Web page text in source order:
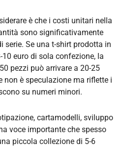
è che i costi unitari nella
sono significativamente
serie. Se una t-shirt prodotta in
euro di sola confezione, la
pezzi può arrivare a 20-25
non è speculazione ma riflette i
su numeri minori.
cartamodelli, sviluppo
voce importante che spesso
piccola collezione di 5-6